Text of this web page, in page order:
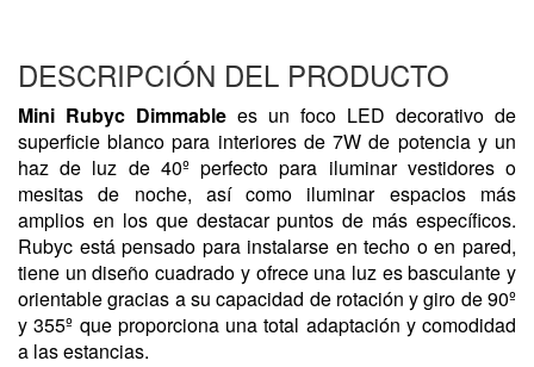
DESCRIPCIÓN DEL PRODUCTO
Mini Rubyc Dimmable es un foco LED decorativo de
superficie blanco para interiores de 7W de potencia y un
haz de luz de 40º perfecto para iluminar vestidores o
mesitas de noche, así como iluminar espacios más
amplios en los que destacar puntos de más específicos.
Rubyc está pensado para instalarse en techo o en pared,
tiene un diseño cuadrado y ofrece una luz es basculante y
orientable gracias a su capacidad de rotación y giro de 90º
y 355º que proporciona una total adaptación y comodidad
a las estancias.